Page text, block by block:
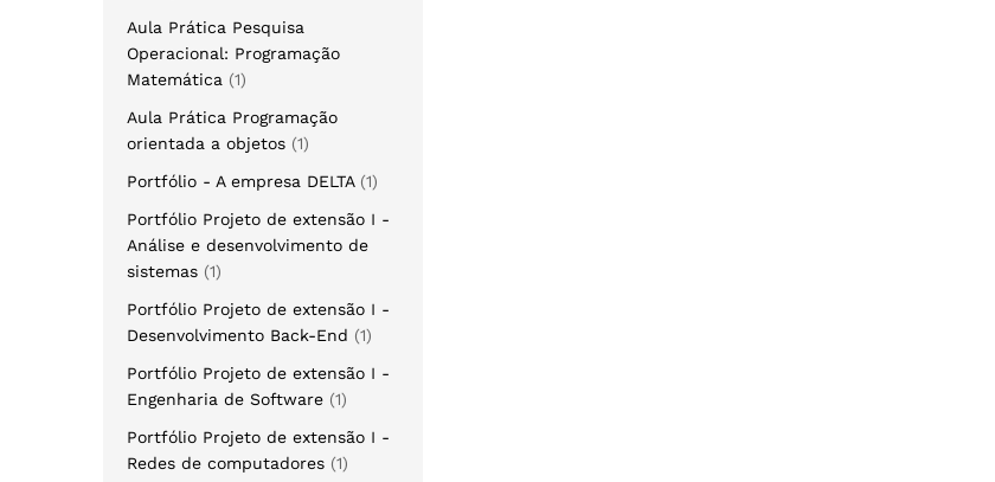
Aula Prática Pesquisa
Operacional: Programação
Matemática
1
Aula Prática Programação
orientada a objetos
1
Portfólio - A empresa DELTA
1
Portfólio Projeto de extensão I -
Análise e desenvolvimento de
sistemas
1
Portfólio Projeto de extensão I -
Desenvolvimento Back-End
1
Portfólio Projeto de extensão I -
Engenharia de Software
1
Portfólio Projeto de extensão I -
Redes de computadores
1